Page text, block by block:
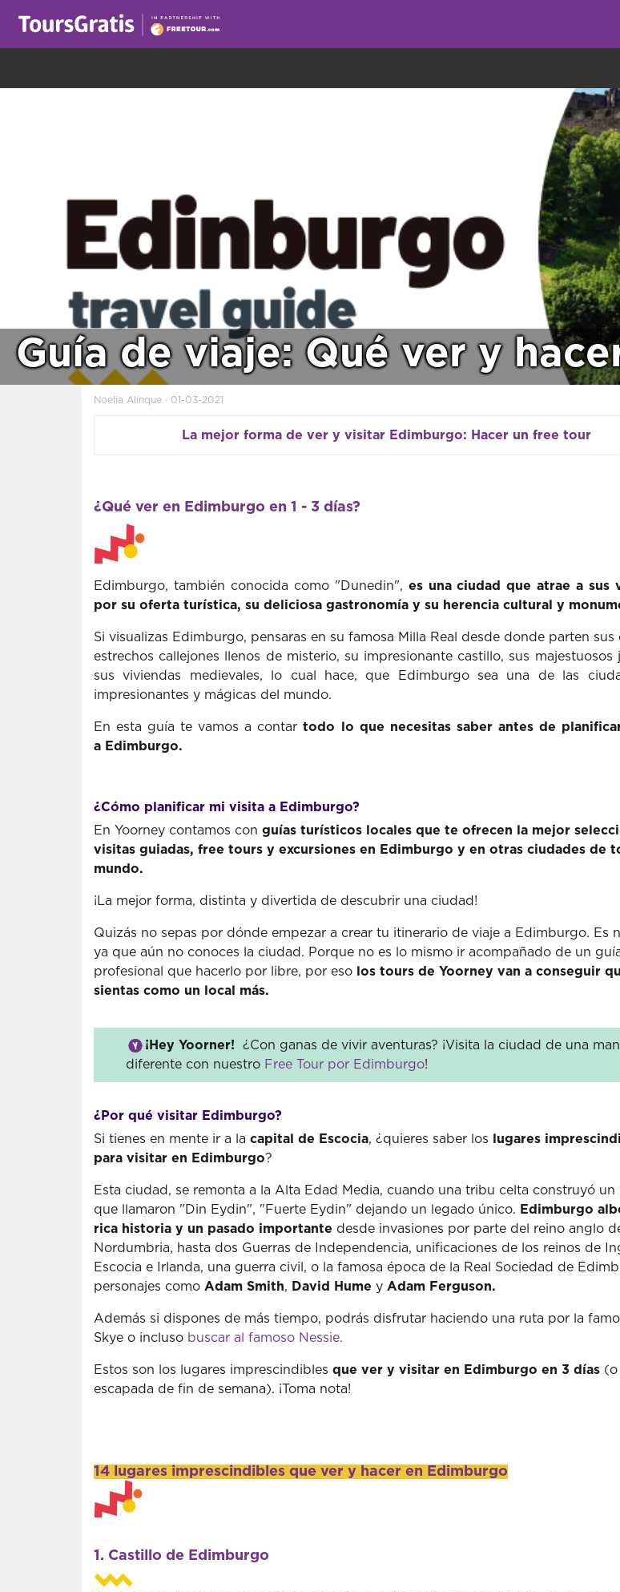
Guía de viaje: Qué ver y
Noelia Alinque · 01-03-2021
La mejor forma de ver y visitar Edimburgo: Hacer un free tour
¿Qué ver en Edimburgo en 1 - 3 días?
Edimburgo, también conocida como "Dunedin", es una ciudad que atrae a sus
por su oferta turística, su deliciosa gastronomía y su herencia cultural y
Si visualizas Edimburgo, pensaras en su famosa Milla Real desde donde parten sus
estrechos callejones llenos de misterio, su impresionante castillo, sus majestuosos
sus viviendas medievales, lo cual hace, que Edimburgo sea una de las
impresionantes y mágicas del mundo.
En esta guía te vamos a contar todo lo que necesitas saber antes de
a Edimburgo.
¿Cómo planificar mi visita a Edimburgo?
En Yoorney contamos con guías turísticos locales que te ofrecen la mejor
visitas guiadas, free tours y excursiones en Edimburgo y en otras ciudades de
mundo.
¡La mejor forma, distinta y divertida de descubrir una ciudad!
Quizás no sepas por dónde empezar a crear tu itinerario de viaje a Edimburgo. Es
ya que aún no conoces la ciudad. Porque no es lo mismo ir acompañado de un
profesional que hacerlo por libre, por eso
los tours de Yoorney van a conseguir
sientas como un local más.
¡Hey Yoorner! ¿Con ganas de vivir aventuras? ¡Visita la ciudad de una
diferente con nuestro Free Tour por Edimburgo!
¿Por qué visitar Edimburgo?
Si tienes en mente ir a la capital de Escocia, ¿quieres saber los
lugares
para visitar en Edimburgo?
Esta ciudad, se remonta a la Alta Edad Media, cuando una tribu celta construyó un
que llamaron "Din Eydin", "Fuerte Eydin" dejando un legado único. Edimburgo
rica historia y un pasado importante desde invasiones por parte del reino anglo
Nordumbria, hasta dos Guerras de Independencia, unificaciones de los reinos de
Escocia e Irlanda, una guerra civil, o la famosa época de la Real Sociedad de
personajes como Adam Smith, David Hume y Adam Ferguson.
Además si dispones de más tiempo, podrás disfrutar haciendo una ruta por la
Skye o incluso buscar al famoso Nessie.
Estos son los lugares imprescindibles que ver y visitar en Edimburgo en 3 días (o
escapada de fin de semana). ¡Toma nota!
14 lugares imprescindibles que ver y hacer en Edimburgo
1. Castillo de Edimburgo
¡Este es otro mensaje sobre las cookies! Todo el mundo come galletas, pero nosotros las utilizamos